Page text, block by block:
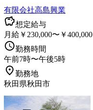
有限会社高島興業
想定給与
月給￥230,000〜￥400,000
勤務時間
午前7時〜午後5時
勤務地
秋田県秋田市